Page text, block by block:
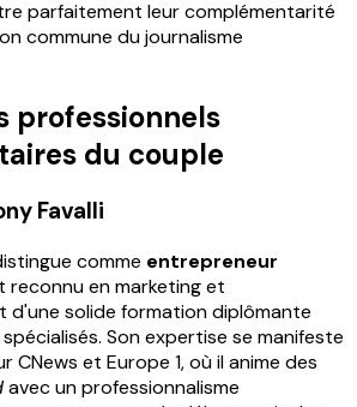
parfaitement leur complémentarité
commune du journalisme
professionnels
du couple
Favalli
comme entrepreneur
reconnu en marketing et
d'une solide formation diplômante
Son expertise se manifeste
CNews et Europe 1, où il anime des
avec un professionnalisme